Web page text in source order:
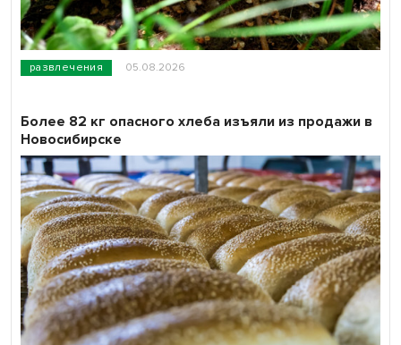
развлечения 05.08.2026
Более 82 кг опасного хлеба изъяли из продажи в
Новосибирске